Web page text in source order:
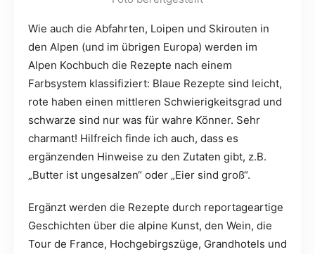
Wie auch die Abfahrten, Loipen und Skirouten in
den Alpen (und im übrigen Europa) werden im
Alpen Kochbuch die Rezepte nach einem
Farbsystem klassifiziert: Blaue Rezepte sind leicht,
rote haben einen mittleren Schwierigkeitsgrad und
schwarze sind nur was für wahre Könner. Sehr
charmant! Hilfreich finde ich auch, dass es
ergänzenden Hinweise zu den Zutaten gibt, z.B.
„Butter ist ungesalzen“ oder „Eier sind groß“.
Ergänzt werden die Rezepte durch reportageartige
Geschichten über die alpine Kunst, den Wein, die
Tour de France, Hochgebirgszüge, Grandhotels und